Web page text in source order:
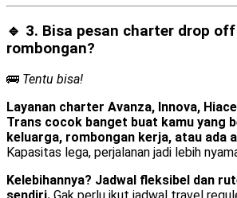
🔹 3. Bisa pesan charter drop off
rombongan?
🚌 Tentu bisa!
Layanan charter Avanza, Innova,
Trans cocok banget buat kamu yang
keluarga, rombongan kerja, atau ada
Kapasitas lega, perjalanan jadi lebih
Kelebihannya? Jadwal fleksibel dan